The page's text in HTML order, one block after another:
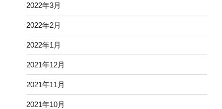
2022年3月
2022年2月
2022年1月
2021年12月
2021年11月
2021年10月